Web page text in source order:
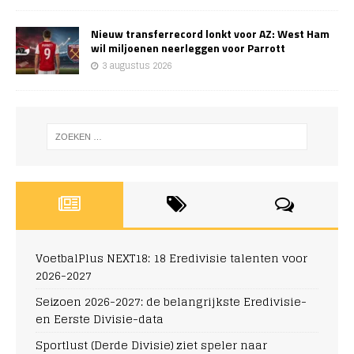
Nieuw transferrecord lonkt voor AZ: West Ham
wil miljoenen neerleggen voor Parrott
3 augustus 2026
VoetbalPlus NEXT18: 18 Eredivisie talenten voor
2026-2027
Seizoen 2026-2027: de belangrijkste Eredivisie-
en Eerste Divisie-data
Sportlust (Derde Divisie) ziet speler naar